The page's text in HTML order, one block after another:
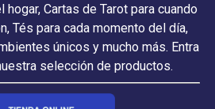
Cartas de Tarot para cuando
Tés para cada momento del día,
únicos y mucho más. Entra
selección de productos.